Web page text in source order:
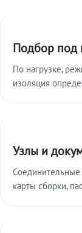
Подбор под
По нагрузке,
изоляция
Узлы и
карты сборки,